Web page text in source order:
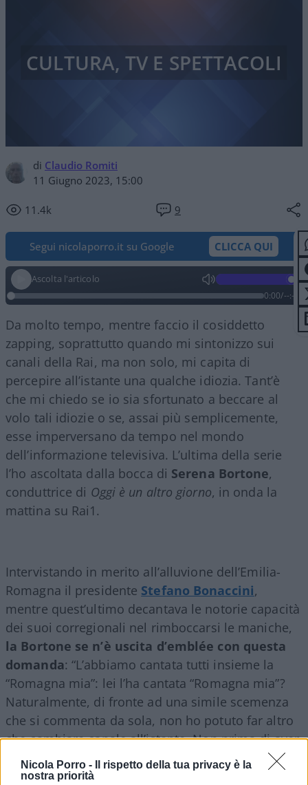
Nicola Porro -
Il rispetto della tua privacy è la
nostra priorità
di Claudio Romiti
11 Giugno 2023, 15:00
11.4k 9
CULTURA, TV E SPETTACOLI
Segui nicolaporro.it su Google CLICCA QUI
Ascolta l'articolo
0:00/--:--
Da molto tempo, mentre faccio il cosiddetto
zapping, soprattutto quando mi sintonizzo sui
canali della Rai, ma non solo, mi capita di
percepire all’istante una qualche idiozia. Tant’è
che mi chiedo se io sia sfortunato a beccare al
volo tali idiozie o se, assai più semplicemente,
esse imperversano da tempo nel mondo
dell’informazione televisiva. L’ultima della serie
l’ho ascoltata dalla bocca di Serena Bortone,
conduttrice di Oggi è un altro giorno, in onda la
mattina su Rai1.
Intervistando in merito all’alluvione dell’Emilia-
Romagna il presidente Stefano Bonaccini,
mentre quest’ultimo decantava le notorie capacità
dei suoi corregionali nel rimboccarsi le maniche,
la Bortone se n’è uscita d’emblée con questa
domanda: “L’abbiamo cantata tutti insieme la
“Romagna mia”: lei l’ha cantata “Romagna mia”?
Naturalmente, di fronte ad una simile scemenza
che si commenta da sola, non ho potuto far altro
che cambiare canale all’istante. Non prima di aver
osservato
l’espressione visibilmente seccata di
Bonaccini, il quale credo che abbia ben altro da